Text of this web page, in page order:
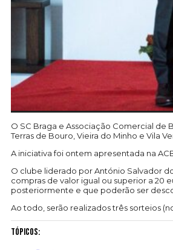
O SC Braga e Associação Comercial de
Terras de Bouro, Vieira do Minho e Vila
A iniciativa foi ontem apresentada na
O clube liderado por António Salvador
compras de valor igual ou superior a 20
posteriormente e que poderão ser
Ao todo, serão realizados três sorteios
Tópicos: